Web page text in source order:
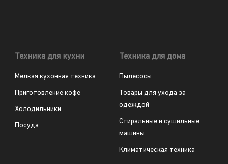
Техника для кухни
Мелкая кухонная техника
Приготовление кофе
Холодильники
Посуда
Техника для дома
Пылесосы
Товары для ухода за
одеждой
Стиральные и сушильные
машины
Климатическая техника